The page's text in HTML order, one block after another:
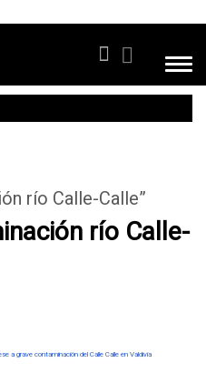
río Calle-Calle”
río Calle-